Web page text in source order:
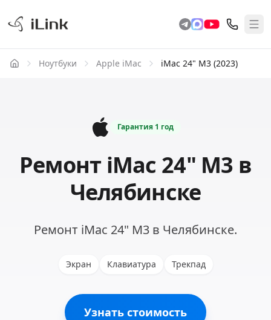
Ноутбуки Apple iMac iMac 24" M3 (2023)
Гарантия 1 год
Ремонт iMac 24" M3 в
Челябинске
Ремонт iMac 24" M3 в Челябинске.
Экран Клавиатура Трекпад
Узнать стоимость